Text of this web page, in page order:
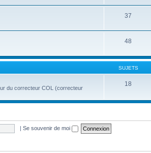
37
48
SUJETS
du correcteur COL (correcteur
18
| Se souvenir de moi